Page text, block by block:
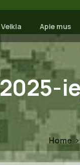
Veikla Apie mus
Home